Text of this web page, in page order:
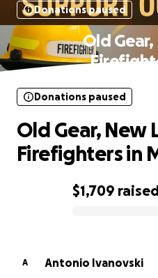
Donations paused
Old
$1,709
Donations paused
Old Gear, New
Firefighters in
A
Antonio Ivanovski